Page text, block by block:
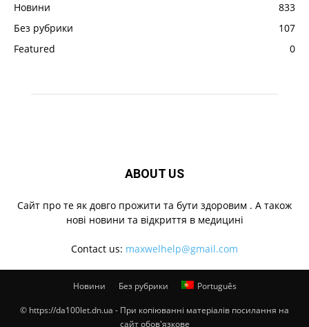
Новини
833
Без рубрики
107
Featured
0
ABOUT US
Cайт про те як довго прожити та бути здоровим . А також
нові новини та відкриття в медицині
Contact us: maxwelhelp@gmail.com
Новини Без рубрики Português
© https://da100let.dn.ua - При копіюванні матеріалів посилання на
сайт обов'язкове